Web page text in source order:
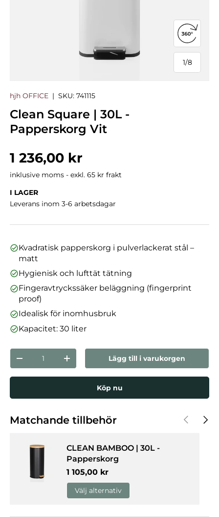
1/
från
8
Öppna
hjh OFFICE | SKU: 741115
Clean Square | 30L -
Papperskorg Vit
Normalpris
1 236,00 kr
inklusive moms - exkl. 65 kr frakt
I LAGER
Leverans inom 3-6 arbetsdagar
Kvadratisk papperskorg i pulverlackerat stål –
matt
Hygienisk och lufttät tätning
Fingeravtryckssäker beläggning (fingerprint
proof)
Idealisk för inomhusbruk
Kapacitet: 30 liter
nummer
Minska mängdenÖka kvantitetenLägg till i varukorgen
Köp nu
Matchande tillbehör Nästa
CLEAN BAMBOO | 30L -
Papperskorg
Normalpris
1 105,00 kr
Välj alternativ